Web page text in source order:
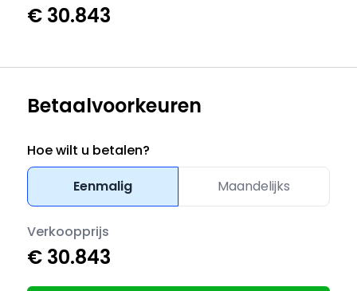
€ 30.843
Betaalvoorkeuren
Hoe wilt u betalen?
Eenmalig
Maandelijks
Verkoopprijs
€ 30.843